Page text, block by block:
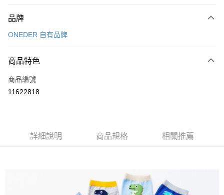
信用卡一次付款
LINE Pay
Apple Pay
ATM付款
每筆NT$80，滿NT$899(含以上)免運費
品牌
ONEDER 自有品牌
商品特色
商品編號
11622818
詳細說明 商品規格 相關推薦